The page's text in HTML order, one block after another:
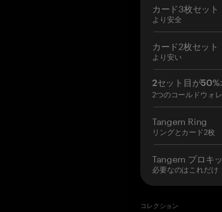
カード3枚セット
より安全
カード2枚セット
より安い
2セット目が50%
2つのコールドウォ
Tangem Ring
リングとカード2枚
Tangem プロキ
必要なのはこれだけ
コレクション